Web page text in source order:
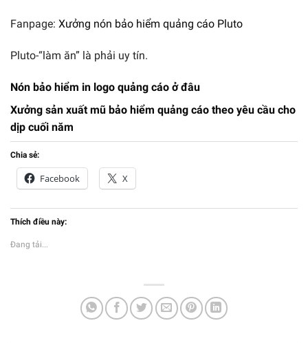
Fanpage: Xưởng nón bảo hiểm quảng cáo Pluto
Pluto-“làm ăn” là phải uy tín.
Nón bảo hiểm in logo quảng cáo ở đâu
Xưởng sản xuất mũ bảo hiểm quảng cáo theo yêu cầu cho
dịp cuối năm
Chia sẻ:
Facebook X
Thích điều này:
Đang tải...